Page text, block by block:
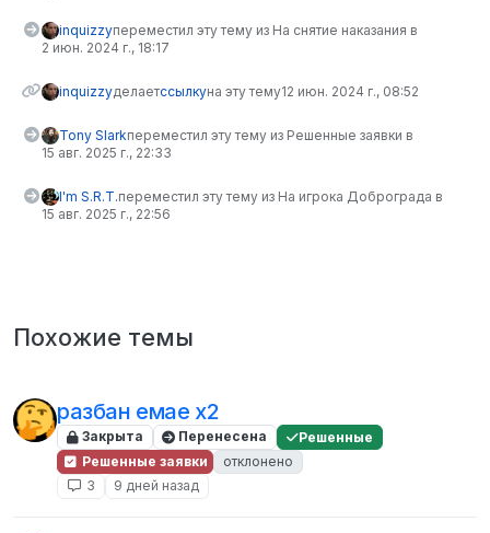
inquizzyпереместил эту тему из На снятие наказания в
2 июн. 2024 г., 18:17
inquizzyделаетссылкуна эту тему12 июн. 2024 г., 08:52
Tony Slarkпереместил эту тему из Решенные заявки в
15 авг. 2025 г., 22:33
I'm S.R.T.переместил эту тему из На игрока Доброграда в
15 авг. 2025 г., 22:56
Похожие темы
разбан емае x2
Закрыта Перенесена
Решенные
Решенные заявки
отклонено
3
9 дней назад